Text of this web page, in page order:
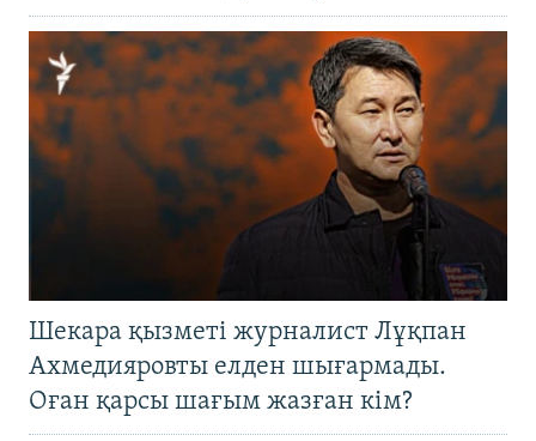
Шекара қызметі журналист Лұқпан
Ахмедияровты елден шығармады.
Оған қарсы шағым жазған кім?